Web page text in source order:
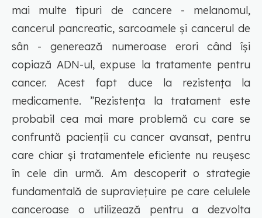
mai multe tipuri de cancere - melanomul,
cancerul pancreatic, sarcoamele și cancerul de
sân - generează numeroase erori când își
copiază ADN-ul, expuse la tratamente pentru
cancer. Acest fapt duce la rezistența la
medicamente. ”Rezistența la tratament este
probabil cea mai mare problemă cu care se
confruntă pacienții cu cancer avansat, pentru
care chiar și tratamentele eficiente nu reușesc
în cele din urmă. Am descoperit o strategie
fundamentală de supraviețuire pe care celulele
canceroase o utilizează pentru a dezvolta